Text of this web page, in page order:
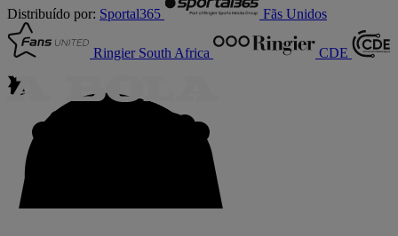
Distribuído por: Sportal365 Fãs Unidos
Ringier South Africa CDE